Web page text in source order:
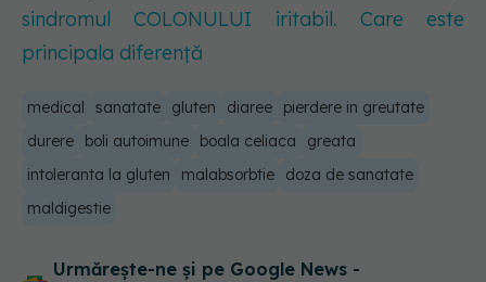
sindromul COLONULUI iritabil. Care este
principala diferență
medical sanatate gluten diaree
pierdere in greutate
durere
boli autoimune boala celiaca
greata
intoleranta la gluten
malabsorbtie
doza de sanatate
maldigestie
Urmărește-ne și pe Google News -